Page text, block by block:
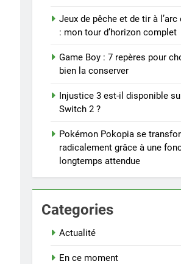
Jeux de pêche et de tir à
: mon tour d’horizon complet
Game Boy : 7 repères pour
bien la conserver
Injustice 3 est-il disponible
Switch 2 ?
Pokémon Pokopia se
radicalement grâce à une
longtemps attendue
Categories
Actualité
En ce moment